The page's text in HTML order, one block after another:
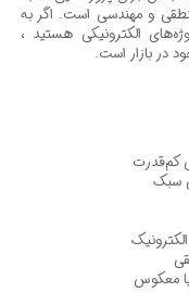
و مهندسی است. اگر به
الکترونیکی هستید ،
کم‌قدرت
سبک
معکوس